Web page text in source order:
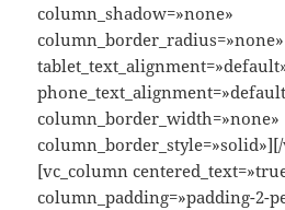
column_shadow=»none»
column_border_width=»none»
[vc_column
column_padding=»padding-2-